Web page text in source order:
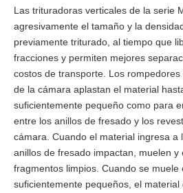
Las trituradoras verticales de la serie
agresivamente el tamaño y la
previamente triturado, al tiempo que
fracciones y permiten mejores
costos de transporte. Los
de la cámara aplastan el material
suficientemente pequeño como para
entre los anillos de fresado y los
cámara. Cuando el material ingresa a
anillos de fresado impactan, muelen y
fragmentos limpios. Cuando se muele
suficientemente pequeños, el